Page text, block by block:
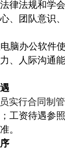
律法规和学
、团队意识
脑办公软件
、人际沟通
实行合同制
工资待遇参
。